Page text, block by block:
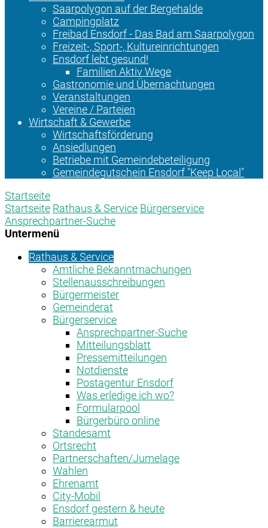
Saarpolygon auf der Bergehalde
Campingplatz
Freibad Ensdorf - Das Bad am Saarpolygon
Freizeit-, Sport-, Kultureinrichtungen
Ensdorf lebt gesund!
Familien Aktiv Wege
Gastronomie und Übernachtungen
Veranstaltungen
Vereine / Parteien
Wirtschaft & Gewerbe
Wirtschaftsförderung
Ansiedlungen
Betriebe mit Gemeindebeteiligung
Gemeindegutschein Ensdorf "Keep Local"
Startseite
Startseite Rathaus & Service Bürgerservice
Ansprechpartner-Suche
Untermenü
Rathaus & Service
Amtliche Bekanntmachungen
Stellenausschreibungen
Bürgermeister
Gemeinderat
Bürgerservice
Ansprechpartner-Suche
Mitteilungsblatt
Pressemitteilungen
Notdienste
Postagentur Ensdorf
Was erledige ich wo?
Formularpool
Bürgerbüro online
Standesamt
Ortsrecht
Partnerschaften/Jumelage
Wahlen
Ehrenamt
City-Mobil
Ensdorf gestern & heute
Barrierearmut